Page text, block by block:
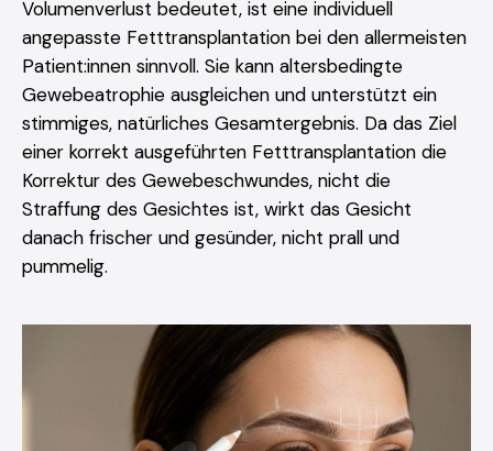
Volumenverlust bedeutet, ist eine individuell
angepasste Fetttransplantation bei den allermeisten
Patient:innen sinnvoll. Sie kann altersbedingte
Gewebeatrophie ausgleichen und unterstützt ein
stimmiges, natürliches Gesamtergebnis. Da das Ziel
einer korrekt ausgeführten Fetttransplantation die
Korrektur des Gewebeschwundes, nicht die
Straffung des Gesichtes ist, wirkt das Gesicht
danach frischer und gesünder, nicht prall und
pummelig.